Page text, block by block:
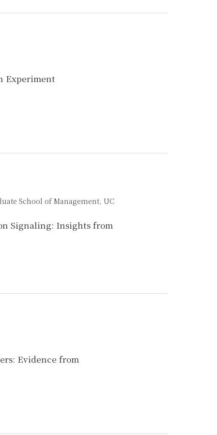
Experiment
School of Management, UC
Signaling: Insights from
Evidence from